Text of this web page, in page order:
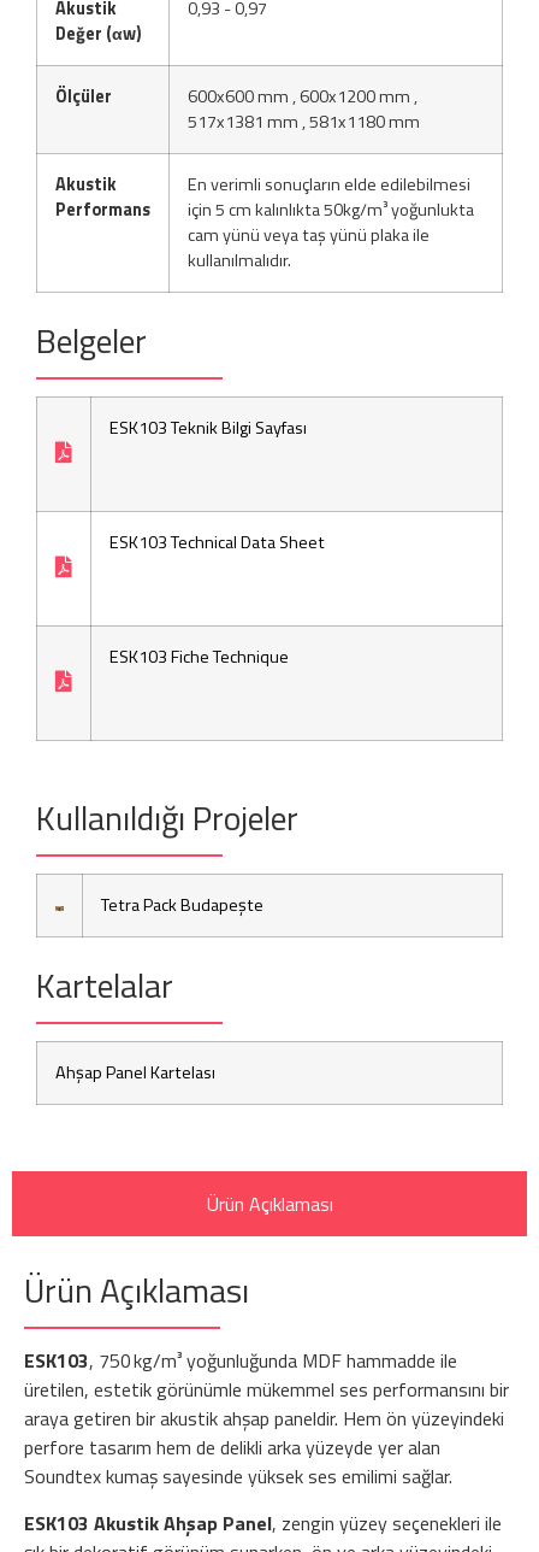
Akustik
Değer (αw)
0,93 - 0,97
Ölçüler
600x600 mm , 600x1200 mm ,
517x1381 mm , 581x1180 mm
Akustik
Performans
En verimli sonuçların elde edilebilmesi
için 5 cm kalınlıkta 50kg/m³ yoğunlukta
cam yünü veya taş yünü plaka ile
kullanılmalıdır.
Belgeler
ESK103 Teknik Bilgi Sayfası
ESK103 Technical Data Sheet
ESK103 Fiche Technique
Kullanıldığı Projeler
Tetra Pack Budapeşte
Kartelalar
Ahşap Panel Kartelası
Ürün Açıklaması
Ürün Açıklaması
ESK103, 750 kg/m³ yoğunluğunda MDF hammadde ile
üretilen, estetik görünümle mükemmel ses performansını bir
araya getiren bir akustik ahşap paneldir. Hem ön yüzeyindeki
perfore tasarım hem de delikli arka yüzeyde yer alan
Soundtex kumaş sayesinde yüksek ses emilimi sağlar.
ESK103 Akustik Ahşap Panel, zengin yüzey seçenekleri ile